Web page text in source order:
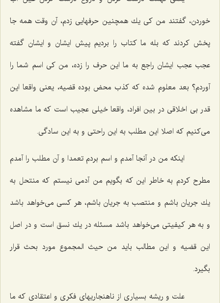
خوردن، گفتند من كی یك همچنین حرفهایی زدم، آن وقت همه جا
پخش كردند كه بله ما كتاب را بردیم پیش ایشان و ایشان گفته
عجب عجب ایشان راجع به ما این حرف را زده، من كی اسم شما را
آوردم؟ بعد معلوم شده كه كذب محض بوده قضیه، یعنی واقعا این
قدر بی اخلاقی در بین افراد، واقعا خیلی عجیب است كه ما مشاهده
می‌كنیم كه اصلا این مطلب به این راحتی و به این سادگی.
اینكه من در آنجا آمدم و اسم بردم تعمدا و آن مطلب را آمدم
مطرح كردم به خاطر این كه بگویم من آدمی نیستم كه منتحل به
یك جریان باشم و منتصب به جریان باشم، هر كسی می‌خواهد باشد
و به هر كیفیتی می‌خواهد باشد مسئله در یك نسق است و در اصل
این قضیه و این مطالب باید من حیث المجموع مورد بحث قرار
بگیرد.
علت و ریشه بسیاری از ناهنجاریهای فكری و اعتقادی كه ما